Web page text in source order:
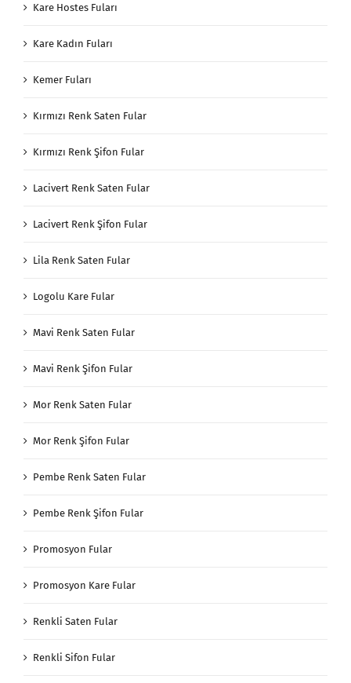
Kare Hostes Fuları
Kare Kadın Fuları
Kemer Fuları
Kırmızı Renk Saten Fular
Kırmızı Renk Şifon Fular
Lacivert Renk Saten Fular
Lacivert Renk Şifon Fular
Lila Renk Saten Fular
Logolu Kare Fular
Mavi Renk Saten Fular
Mavi Renk Şifon Fular
Mor Renk Saten Fular
Mor Renk Şifon Fular
Pembe Renk Saten Fular
Pembe Renk Şifon Fular
Promosyon Fular
Promosyon Kare Fular
Renkli Saten Fular
Renkli Sifon Fular